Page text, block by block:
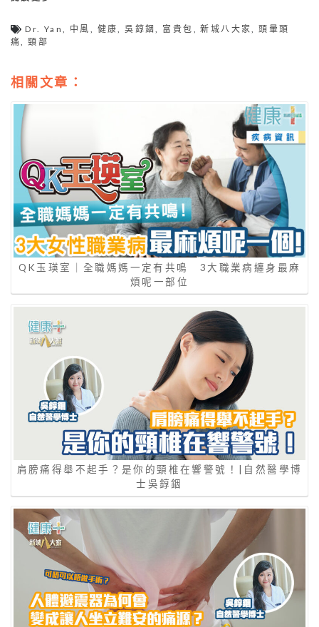
Dr. Yan 中風 健康 ,吳錞銦 富貴包 ,新城八大家 ,頭暈頭
痛
,頸部
相關文章：
QK玉瑛室｜全職媽媽一定有共鳴 3大職業病纏身最麻
煩呢一部位
肩膀痛得舉不起手？是你的頸椎在響警號！|自然醫學博
士吳錞銦